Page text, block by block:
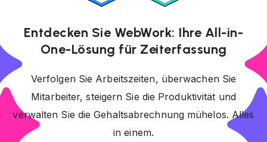
Entdecken Sie WebWork: Ihre All-in-
One-Lösung für Zeiterfassung
Verfolgen Sie Arbeitszeiten, überwachen Sie
Mitarbeiter, steigern Sie die Produktivität und
verwalten Sie die Gehaltsabrechnung mühelos. Alles
in einem.